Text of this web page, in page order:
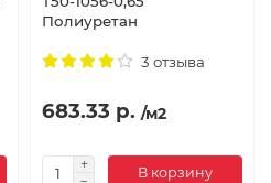
Полиуретан
3 отзыва
683.33 р. /м2
В корзину